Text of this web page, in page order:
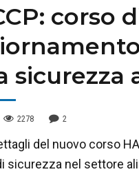
corso
sicurezza
2278 2
del nuovo corso
sicurezza nel settore